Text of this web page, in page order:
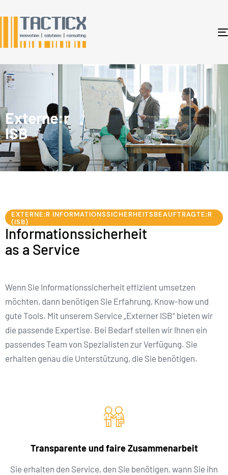
Externe:r
ISB
EXTERNE:R INFORMATIONSSICHERHEITSBEAUFTRAGTE:R
(ISB)
Informationssicherheit
as a Service
Wenn Sie Informationssicherheit effizient umsetzen
möchten, dann benötigen Sie Erfahrung, Know-how und
gute Tools. Mit unserem Service „Externer ISB“ bieten wir
die passende Expertise. Bei Bedarf stellen wir Ihnen ein
passendes Team von Spezialisten zur Verfügung. Sie
erhalten genau die Unterstützung, die Sie benötigen.
Transparente und faire Zusammenarbeit
Sie erhalten den Service, den Sie benötigen, wann Sie ihn